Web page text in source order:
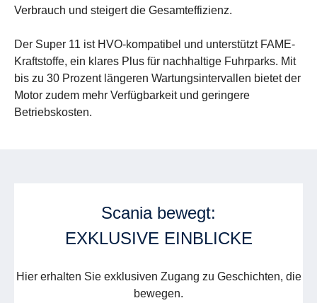
Verbrauch und steigert die Gesamteffizienz.
Der Super 11 ist HVO-kompatibel und unterstützt FAME-
Kraftstoffe, ein klares Plus für nachhaltige Fuhrparks. Mit
bis zu 30 Prozent längeren Wartungsintervallen bietet der
Motor zudem mehr Verfügbarkeit und geringere
Betriebskosten.
Scania bewegt:
EXKLUSIVE EINBLICKE
Hier erhalten Sie exklusiven Zugang zu Geschichten, die
bewegen.